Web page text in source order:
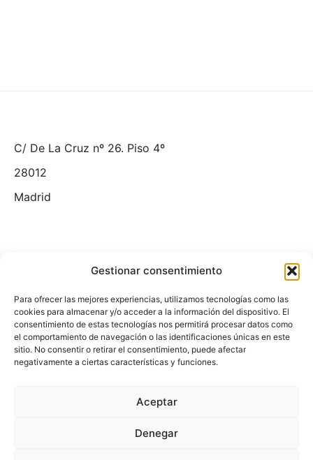
Gestionar consentimiento
Para ofrecer las mejores experiencias, utilizamos tecnologías como las
cookies para almacenar y/o acceder a la información del dispositivo. El
consentimiento de estas tecnologías nos permitirá procesar datos como
el comportamiento de navegación o las identificaciones únicas en este
sitio. No consentir o retirar el consentimiento, puede afectar
negativamente a ciertas características y funciones.
Aceptar
Denegar
C/ De La Cruz nº 26. Piso 4º
28012
Madrid
Aviso Legal